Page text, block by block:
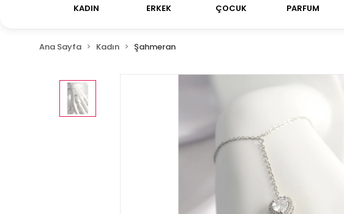
KADIN ERKEK ÇOCUK PARFUM
Ana Sayfa Kadın Şahmeran